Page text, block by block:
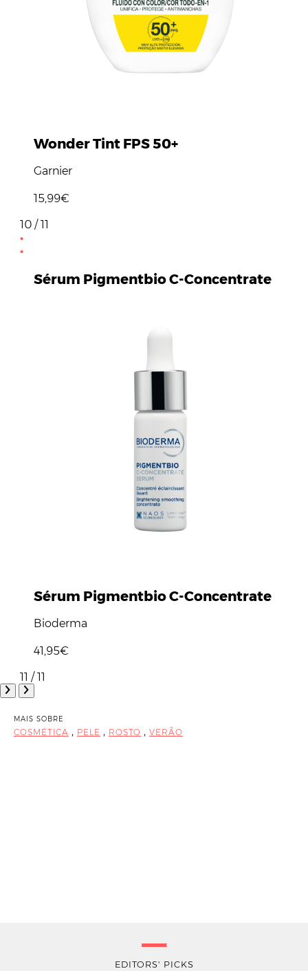
Wonder Tint FPS 50+
Garnier
15,99€
10 / 11
Sérum Pigmentbio C-Concentrate
Sérum Pigmentbio C-Concentrate
Bioderma
41,95€
11 / 11
MAIS SOBRE
COSMÉTICA , PELE , ROSTO , VERÃO
EDITORS' PICKS